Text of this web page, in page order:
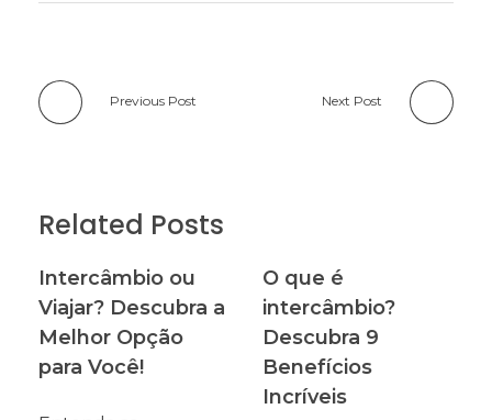
Previous Post Next Post
Related Posts
Intercâmbio ou
Viajar? Descubra a
Melhor Opção
para Você!
O que é
intercâmbio?
Descubra 9
Benefícios
Incríveis